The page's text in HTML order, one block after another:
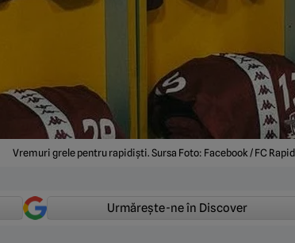
Vremuri grele pentru rapidiști. Sursa Foto: Facebook / FC Rapid
Urmărește-ne în Discover